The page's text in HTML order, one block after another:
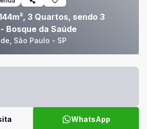
3 Quartos, sendo 3
Bosque da Saúde
São Paulo - SP
WhatsApp